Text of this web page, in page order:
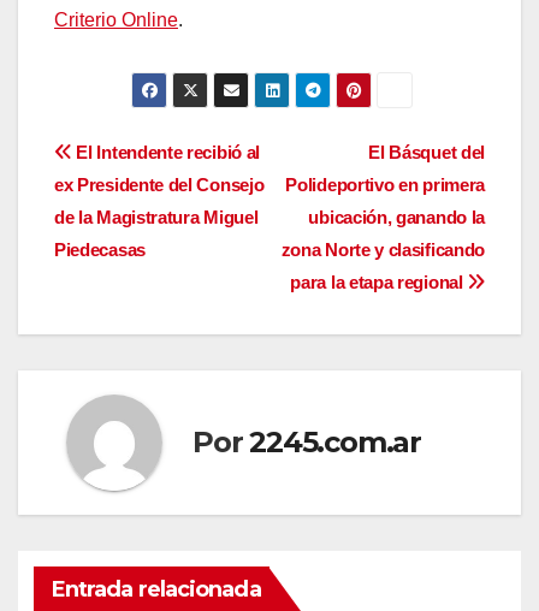
Criterio Online.
Navegación
de
entradas
El Básquet del
Polideportivo en primera
ubicación, ganando la
zona Norte y clasificando
para la etapa regional
El Intendente recibió al
ex Presidente del Consejo
de la Magistratura Miguel
Piedecasas
Por2245.com.ar
Entrada relacionada